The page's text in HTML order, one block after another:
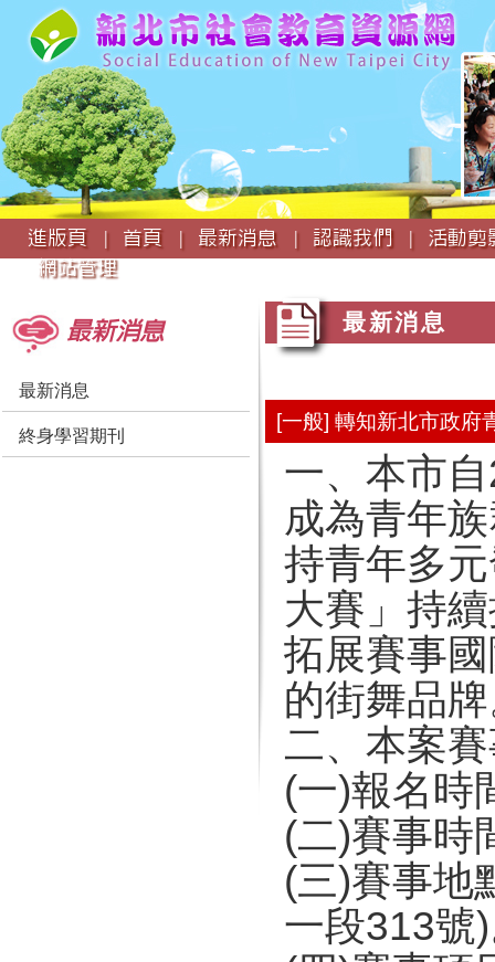
:::
進版頁 |
首頁 | 最新消息 | 認識我們 |
活動
網站管理
最新消息
最新消息
終身學習期刊
最新消息
[一般] 轉知新北市政府
一、本市
成為青年
持青年多
大賽」持
拓展賽事
的街舞品
二、本案
(一)報名時
(二)賽事時
(三)賽事地
一段313號